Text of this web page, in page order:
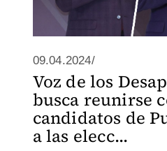
09.04.2024/
Voz de los
busca reunirse
candidatos de
a las elecc...